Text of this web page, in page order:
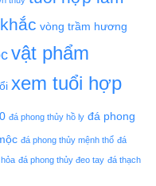
vòng trầm hương
vật phẩm
xem tuổi hợp
đá phong thủy hồ ly đá phong
đá phong thủy mệnh thổ đá
đá phong thủy đeo tay đá thạch